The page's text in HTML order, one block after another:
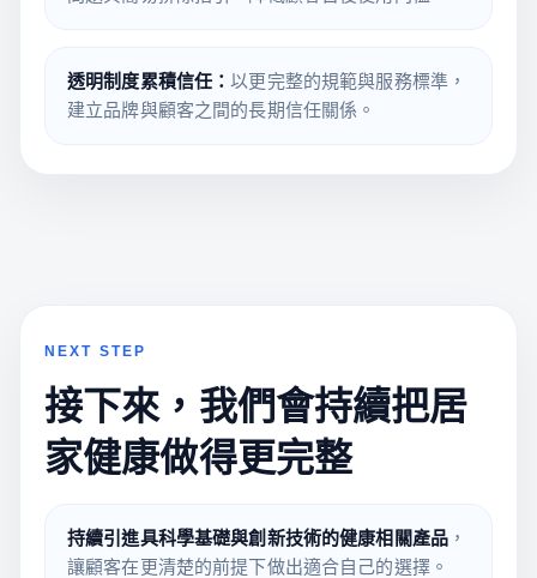
透明制度累積信任：以更完整的規範與服務標準，
建立品牌與顧客之間的長期信任關係。
NEXT STEP
接下來，我們會持續把居
家健康做得更完整
持續引進具科學基礎與創新技術的健康相關產品，
讓顧客在更清楚的前提下做出適合自己的選擇。